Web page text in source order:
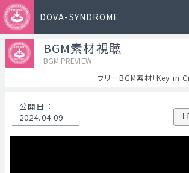
DOVA-SYNDROME
BGM素材視聴
BGM PREVIEW
フリーBGM素材「Key in
公開日 ：
2024.04.09